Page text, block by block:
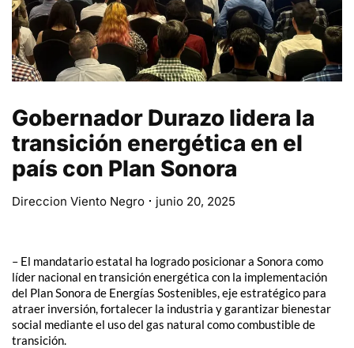
Gobernador Durazo lidera la
transición energética en el
país con Plan Sonora
Direccion Viento Negro junio 20, 2025
– El mandatario estatal ha logrado posicionar a Sonora como
líder nacional en transición energética con la implementación
del Plan Sonora de Energías Sostenibles, eje estratégico para
atraer inversión, fortalecer la industria y garantizar bienestar
social mediante el uso del gas natural como combustible de
transición.